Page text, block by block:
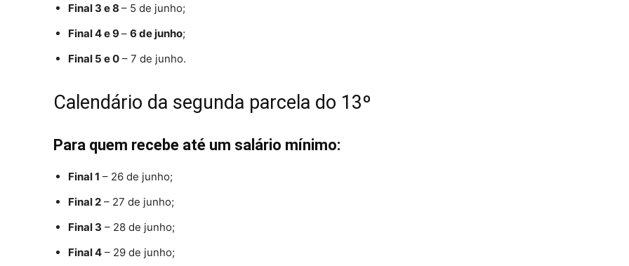
Final 3 e 8 – 5 de junho;
Final 4 e 9– 6 de junho;
Final 5 e 0 – 7 de junho.
Calendário da segunda parcela do 13º
Para quem recebe até um salário mínimo:
Final 1 – 26 de junho;
Final 2 – 27 de junho;
Final 3 – 28 de junho;
Final 4 – 29 de junho;